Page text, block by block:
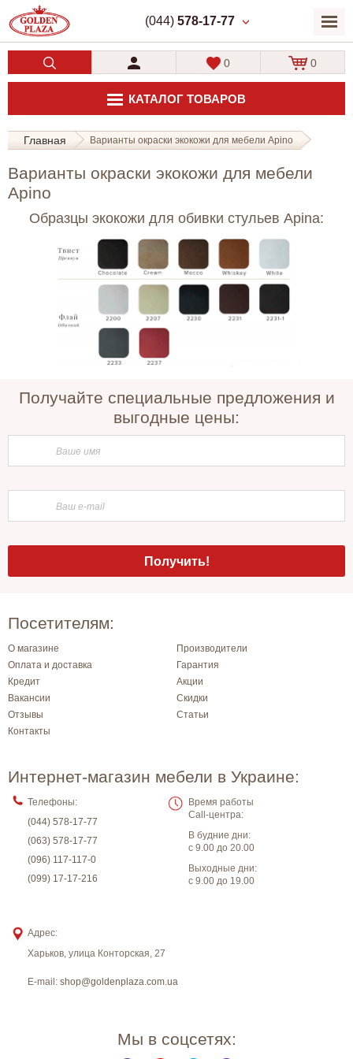
(044) 578-17-77
КАТАЛОГ ТОВАРОВ
0 0
Главная Варианты окраски экокожи для мебели Apino
Варианты окраски экокожи для мебели
Apino
Образцы экокожи для обивки стульев Apina:
Получайте специальные предложения и
выгодные цены:
Посетителям:
О магазине
Производители
Оплата и доставка
Гарантия
Кредит
Акции
Вакансии
Скидки
Отзывы
Статьи
Контакты
Интернет-магазин мебели в Украине:
Телефоны:
(044) 578-17-77
(063) 578-17-77
(096) 117-117-0
(099) 17-17-216
Время работы
Call-центра:
В будние дни:
с 9.00 до 20.00
Выходные дни:
с 9.00 до 19.00
Адрес:
Харьков, улица Конторская, 27
E-mail: shop@goldenplaza.com.ua
Мы в соцсетях: